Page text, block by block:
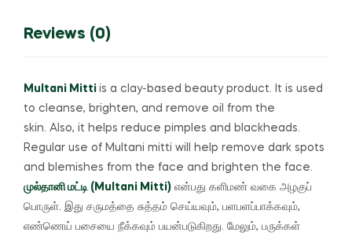
Reviews (0)
Multani Mitti is a clay-based beauty product. It is used
to cleanse, brighten, and remove oil from the
skin. Also, it helps reduce pimples and blackheads.
Regular use of Multani mitti will help remove dark spots
and blemishes from the face and brighten the face.
முல்தானி மட்டி (Multani Mitti) என்பது களிமண் வகை அழகுப்
பொருள். இது சருமத்தை சுத்தம் செய்யவும், பளபளப்பாக்கவும்,
எண்ணெய் பசையை நீக்கவும் பயன்படுகிறது. மேலும், பருக்கள்